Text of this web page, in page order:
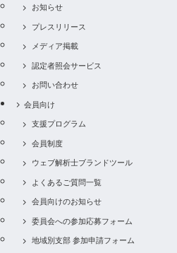
お知らせ
プレスリリース
メディア掲載
認定者照会サービス
お問い合わせ
会員向け
支援プログラム
会員制度
ウェブ解析士ブランドツール
よくあるご質問一覧
会員向けのお知らせ
委員会への参加応募フォーム
地域別支部 参加申請フォーム